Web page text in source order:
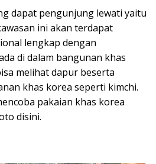
dapat pengunjung lewati yaitu
ini akan terdapat
lengkap dengan
di dalam bangunan khas
melihat dapur beserta
khas korea seperti kimchi.
pakaian khas korea
disini.